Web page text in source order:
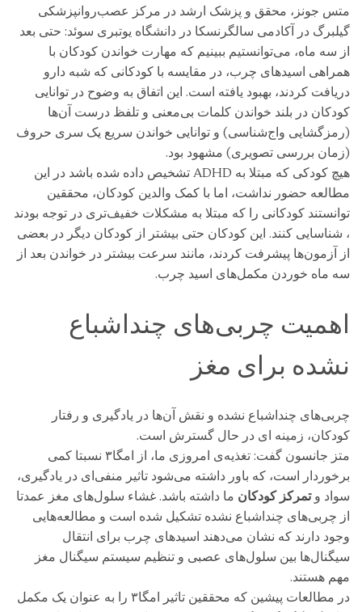
متس جونز، محقق و پزشک ارشد در مرکز عصب‌روانپزشکی
گیلبرگ در آکادمی سالگرنسکا در دانشگاه یوتبری سوئد: حتی بعد
از سه ماه، می‌توانستیم ببینیم که مهارت خواندن کودکان با
همراهی اسیدهای چرب، در مقایسه با کودکانی که شبه دارو
دریافت کردند، بهبود یافته است. این اتفاق به وضوح در توانایی
کودکان در بلند خواندن کلمات بی‌معنی و تلفظ درست آن‌ها
(رمزگشایی واج‌شناسی) و توانایی خواندن سریع یک سری حروف
(زمان بررسی تصویری) مشهود بود.
هیچ کودکی که مبتلا به ADHD تشخیص داده شده باشد در این
مطالعه حضور نداشت، اما با کمک والدین کودکان، محققین
توانستند کودکانی را که مبتلا به مشکلات خفیف‌تری در توجه بودند
، شناسایی کنند. این کودکان حتی بیشتر از کودکان دیگر در بعضی
از آزمون‌ها پیشرفت کردند، مانند سرعت بیشتر در خواندن بعد از
سه ماه خوردن مکمل‌های اسید چرب.
اهمیت چربی‌های چنداشباع
نشده برای مغز
چربی‌های چنداشباع نشده و نقش آن‌ها در یادگیری و رفتار
کودکان، زمینه‌ ای در حال گسترش است.
متز جانسون گفت: تغذیه‌ی امروزی ما، از امگا۳ نسبتا کمی
برخوردار است، که باور داشته می‌شود تاثیر منفی‌ای در یادگیری،
سواد وتمرکز کودکان ما داشته باشد. غشاء سلول‌های مغز عمدتا
از چربی‌های چنداشباع نشده تشکیل شده است و مطالعه‌هایی
وجود دارند که نشان می‌دهند اسیدهای چرب برای انتقال
سیگنال‌ها بین سلول‌های عصبی و تنظیم سیستم سیگنال مغز
مهم هستند.
در مطالعات پیشین که محققین تاثیر امگا۳ را به عنوان یک مکمل